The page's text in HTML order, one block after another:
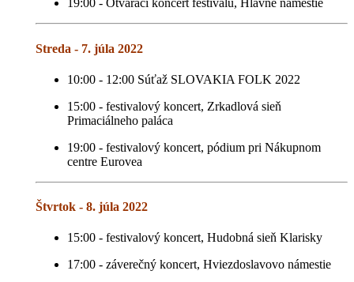
19:00 - Otvárací koncert festivalu, Hlavné námestie
Streda - 7. júla 2022
10:00 - 12:00 Súťaž SLOVAKIA FOLK 2022
15:00 - festivalový koncert, Zrkadlová sieň
Primaciálneho paláca
19:00 - festivalový koncert, pódium pri Nákupnom
centre Eurovea
Štvrtok - 8. júla 2022
15:00 - festivalový koncert, Hudobná sieň Klarisky
17:00 - záverečný koncert, Hviezdoslavovo námestie